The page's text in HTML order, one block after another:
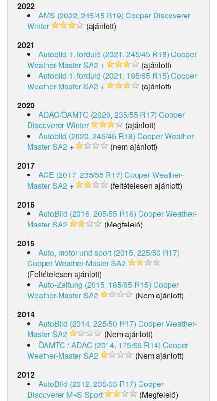
2022
AMS (2022, 245/45 R19) Cooper Discoverer
Winter
(ajánlott)
2021
Autobild 1. forduló (2021, 245/45 R18) Cooper
Weather-Master SA2 +
(ajánlott)
Autobild 1. forduló (2021, 195/65 R15) Cooper
Weather-Master SA2 +
(ajánlott)
2020
ADAC/ÖAMTC (2020, 235/55 R17) Cooper
Discoverer Winter
(ajánlott)
Autobild (2020, 245/45 R18) Cooper Weather-
Master SA2 +
(nem ajánlott)
2017
ACE (2017, 235/55 R17) Cooper Weather-
Master SA2 +
(feltételesen ajánlott)
2016
AutoBild (2016, 205/55 R16) Cooper Weather-
Master SA2
(Megfelelő)
2015
Auto, motor und sport (2015, 225/50 R17)
Cooper Weather-Master SA2
(Feltételesen ajánlott)
Auto-Zeitung (2015, 185/65 R15) Cooper
Weather-Master SA2
(Nem ajánlott)
2014
AutoBild (2014, 225/50 R17) Cooper Weather-
Master SA2
(Nem ajánlott)
ÖAMTC / ADAC (2014, 175/65 R14) Cooper
Weather-Master SA2
(Nem ajánlott)
2012
AutoBild (2012, 235/55 R17) Cooper
Discoverer M+S Sport
(Megfelelő)